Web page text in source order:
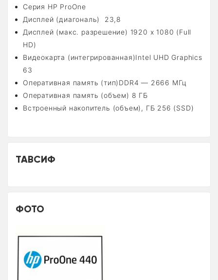
Серия HP ProOne
Дисплей (диагональ) 23,8
Дисплей (макс. разрешение) 1920 x 1080 (Full
HD)
Видеокарта (интегрированная)Intel UHD Graphics
63
Оперативная память (тип)DDR4 — 2666 МГц
Оперативная память (объем) 8 ГБ
Встроенный накопитель (объем), ГБ 256 (SSD)
ТАВСИФ
ФОТО